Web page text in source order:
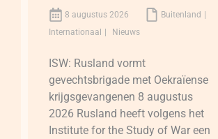
8 augustus 2026
Buitenland
Internationaal
Nieuws
ISW: Rusland vormt
gevechtsbrigade met Oekraïense
krijgsgevangenen 8 augustus
2026 Rusland heeft volgens het
Institute for the Study of War een